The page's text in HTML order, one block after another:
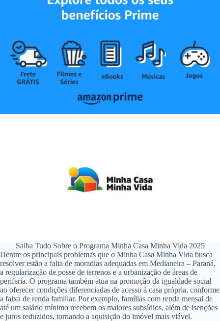
Saiba Tudo Sobre o Programa Minha Casa Minha Vida 2025
Dentre os principais problemas que o Minha Casa Minha Vida busca
resolver estão a falta de moradias adequadas em Medianeira – Paraná,
a regularização de posse de terrenos e a urbanização de áreas de
periferia. O programa também atua na promoção da igualdade social
ao oferecer condições diferenciadas de acesso à casa própria, conforme
a faixa de renda familiar. Por exemplo, famílias com renda mensal de
até um salário mínimo recebem os maiores subsídios, além de isenções
e juros reduzidos, tornando a aquisição do imóvel mais viável.